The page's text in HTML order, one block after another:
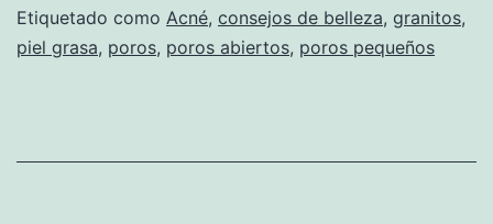
Etiquetado como Acné, consejos de belleza, granitos,
piel grasa, poros, poros abiertos, poros pequeños